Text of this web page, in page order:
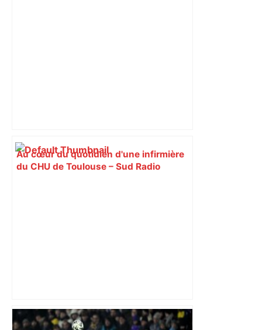
Au cœur du quotidien d'une infirmière
du CHU de Toulouse – Sud Radio
ANALYSE. Lyon La Duchère – TFC :